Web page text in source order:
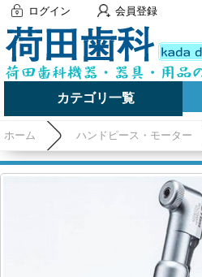
ログイン 会員登録
カテゴリ一覧
ホーム ハンドピース・モーター